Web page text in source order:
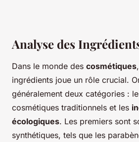
Analyse des
Dans le monde des cosmétiques
ingrédients joue un rôle crucial.
généralement deux catégories :
cosmétiques traditionnels et les
écologiques. Les premiers sont
synthétiques, tels que les